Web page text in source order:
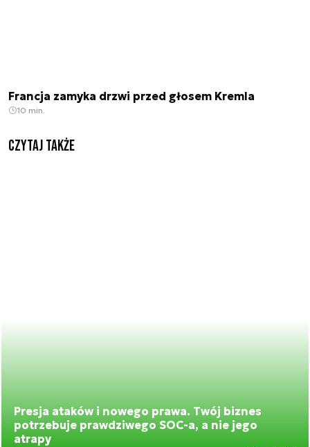
Francja zamyka drzwi przed głosem Kremla
10 min.
Czytaj także
Presja ataków i nowego prawa. Twój biznes
potrzebuje prawdziwego SOC-a, a nie jego
atrapy